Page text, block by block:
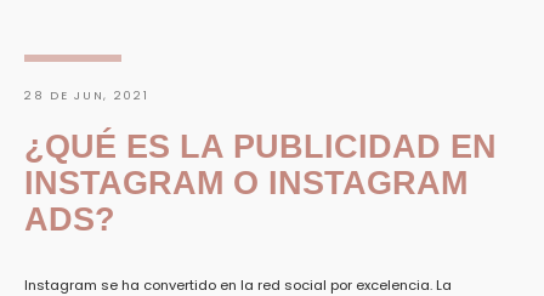
28 DE JUN, 2021
¿QUÉ ES LA PUBLICIDAD EN
INSTAGRAM O INSTAGRAM
ADS?
Instagram se ha convertido en la red social por excelencia. La